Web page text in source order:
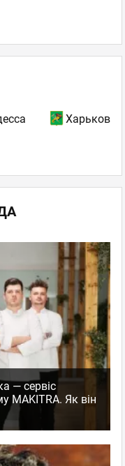
Харьков
— сервіс
MAKITRA. Як він